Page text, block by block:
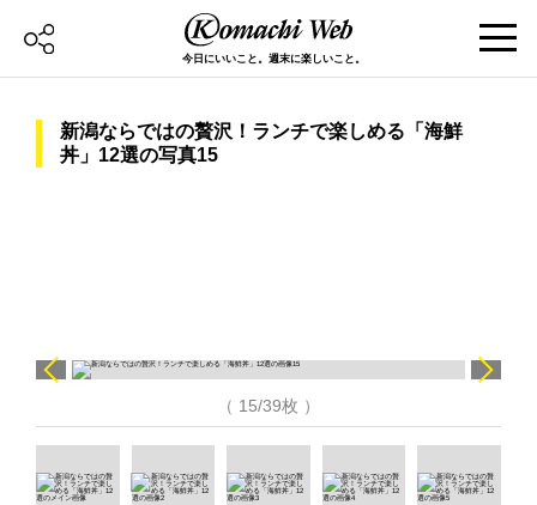
今日にいいこと。週末に楽しいこと。
新潟ならではの贅沢！ランチで楽しめる「海鮮
丼」12選の写真15
（ 15/39枚 ）